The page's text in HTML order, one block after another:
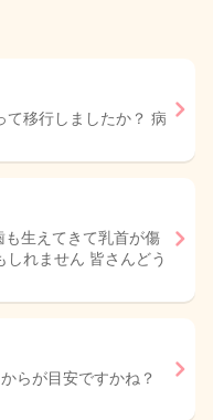
て移行しましたか？ 病
生えてきて乳首が傷
れません 皆さんどう
らが目安ですかね？